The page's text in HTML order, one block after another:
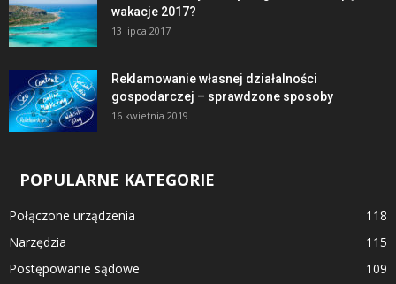
wakacje 2017?
13 lipca 2017
Reklamowanie własnej działalności
gospodarczej – sprawdzone sposoby
16 kwietnia 2019
POPULARNE KATEGORIE
Połączone urządzenia
118
Narzędzia
115
Postępowanie sądowe
109